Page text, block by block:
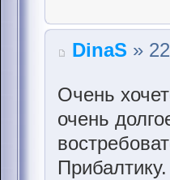
DinaS »
Очень
очень